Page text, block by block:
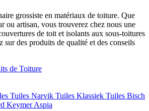
grossiste en matériaux de toiture. Que
ou artisan, vous trouverez chez nous une
de toit et isolants aux sous-toitures
sur des produits de qualité et des conseils
de Toiture
Tuiles Narvik Tuiles Klassiek Tuiles Bisch
KeymerAspia